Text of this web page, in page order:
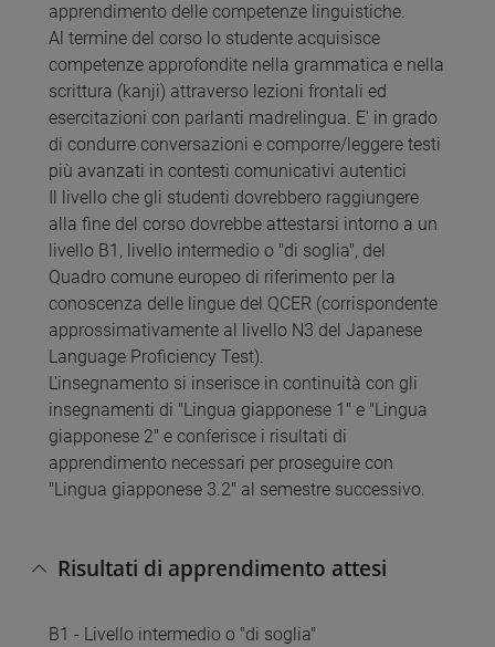
apprendimento delle competenze linguistiche.
Al termine del corso lo studente acquisisce
competenze approfondite nella grammatica e nella
scrittura (kanji) attraverso lezioni frontali ed
esercitazioni con parlanti madrelingua. E' in grado
di condurre conversazioni e comporre/leggere testi
più avanzati in contesti comunicativi autentici
Il livello che gli studenti dovrebbero raggiungere
alla fine del corso dovrebbe attestarsi intorno a un
livello B1, livello intermedio o "di soglia", del
Quadro comune europeo di riferimento per la
conoscenza delle lingue del QCER (corrispondente
approssimativamente al livello N3 del Japanese
Language Proficiency Test).
L'insegnamento si inserisce in continuità con gli
insegnamenti di "Lingua giapponese 1" e "Lingua
giapponese 2" e conferisce i risultati di
apprendimento necessari per proseguire con
"Lingua giapponese 3.2" al semestre successivo.
Risultati di apprendimento attesi
B1 - Livello intermedio o "di soglia"